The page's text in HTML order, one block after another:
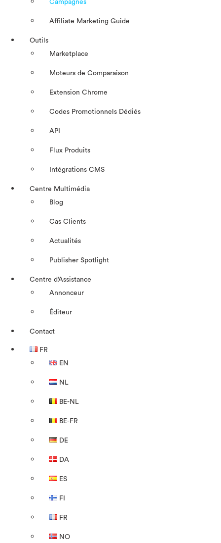
Campagnes
Affiliate Marketing Guide
Outils
Marketplace
Moteurs de Comparaison
Extension Chrome
Codes Promotionnels Dédiés
API
Flux Produits
Intégrations CMS
Centre Multimédia
Blog
Cas Clients
Actualités
Publisher Spotlight
Centre d’Assistance
Annonceur
Éditeur
Contact
FR
EN
NL
BE-NL
BE-FR
DE
DA
ES
FI
FR
NO